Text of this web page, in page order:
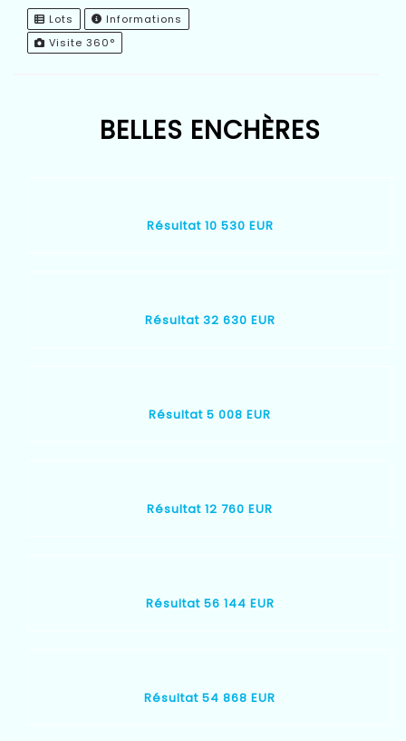
Lots
Informations
Visite 360°
BELLES ENCHÈRES
Résultat 10 530 EUR
Résultat 32 630 EUR
Résultat 5 008 EUR
Résultat 12 760 EUR
Résultat 56 144 EUR
Résultat 54 868 EUR